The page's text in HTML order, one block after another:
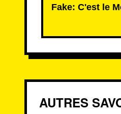
Fake: C'est le
AUTRES